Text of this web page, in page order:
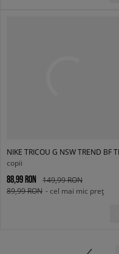
copii
88,99 RON
149,99 RON
89,99 RON - cel mai mic preț